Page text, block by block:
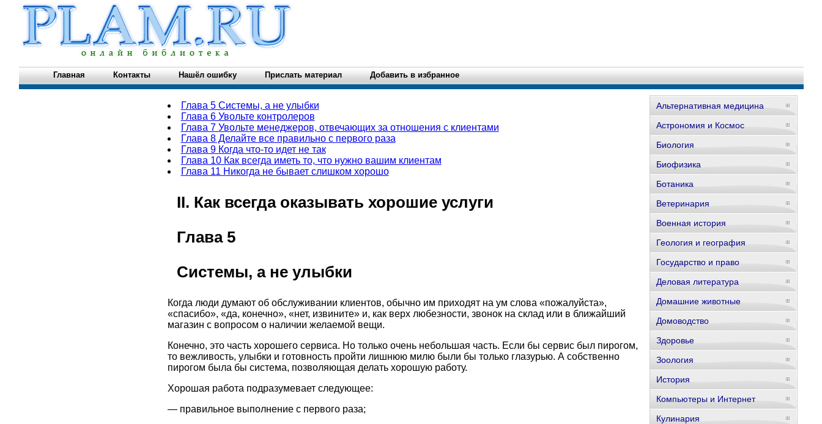
Главная Контакты Нашёл ошибку Прислать материал Добавить в избранное
Глава 5 Системы, а не улыбки
Глава 6 Увольте контролеров
Глава 7 Увольте менеджеров, отвечающих за отношения с клиентами
Глава 8 Делайте все правильно с первого раза
Глава 9 Когда что-то идет не так
Глава 10 Как всегда иметь то, что нужно вашим клиентам
Глава 11 Никогда не бывает слишком хорошо
II. Как всегда оказывать хорошие услуги
Глава 5
Системы, а не улыбки
Когда люди думают об обслуживании клиентов, обычно им приходят на ум слова «пожалуйста»,
«спасибо», «да, конечно», «нет, извините» и, как верх любезности, звонок на склад или в ближайший
магазин с вопросом о наличии желаемой вещи.
Конечно, это часть хорошего сервиса. Но только очень небольшая часть. Если бы сервис был пирогом,
то вежливость, улыбки и готовность пройти лишнюю милю были бы только глазурью. А собственно
пирогом была бы система, позволяющая делать хорошую работу.
Хорошая работа подразумевает следующее:
— правильное выполнение с первого раза;
Альтернативная медицина
Астрономия и Космос
Биология
Биофизика
Ботаника
Ветеринария
Военная история
Геология и география
Государство и право
Деловая литература
Домашние животные
Домоводство
Здоровье
Зоология
История
Компьютеры и Интернет
Кулинария